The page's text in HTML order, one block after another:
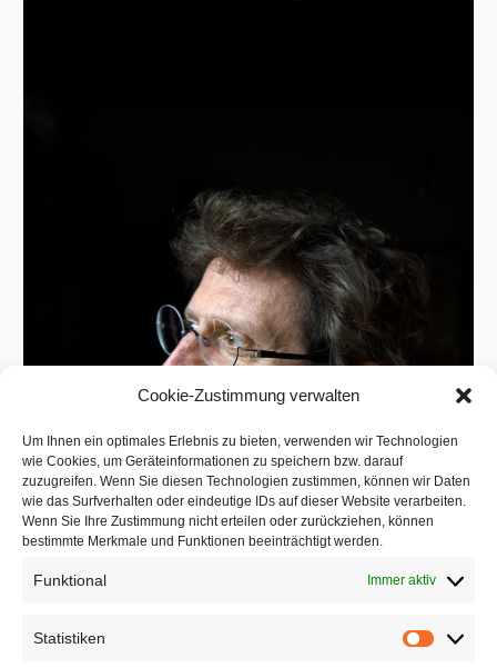
Cookie-Zustimmung verwalten
Um Ihnen ein optimales Erlebnis zu bieten, verwenden wir Technologien
wie Cookies, um Geräteinformationen zu speichern bzw. darauf
zuzugreifen. Wenn Sie diesen Technologien zustimmen, können wir Daten
wie das Surfverhalten oder eindeutige IDs auf dieser Website verarbeiten.
Wenn Sie Ihre Zustimmung nicht erteilen oder zurückziehen, können
bestimmte Merkmale und Funktionen beeinträchtigt werden.
Funktional Immer aktiv
Statistiken